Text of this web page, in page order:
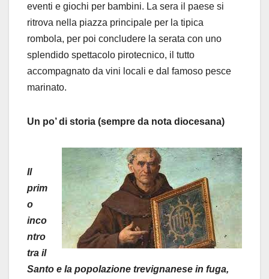
eventi e giochi per bambini. La sera il paese si
ritrova nella piazza principale per la tipica
rombola, per poi concludere la serata con uno
splendido spettacolo pirotecnico, il tutto
accompagnato da vini locali e dal famoso pesce
marinato.
Un po’ di storia (sempre da nota diocesana)
Il
prim
o
inco
ntro
tra il
Santo e la popolazione trevignanese in fuga,